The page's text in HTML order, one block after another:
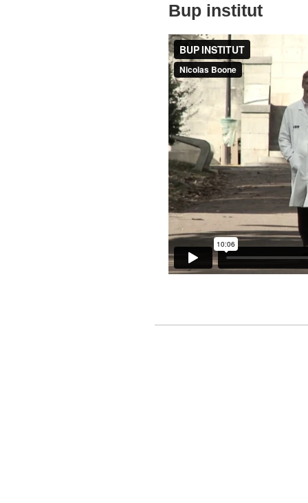
Bup institut